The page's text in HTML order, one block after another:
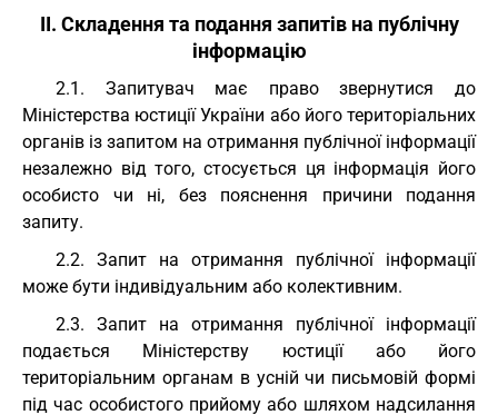
II. Складення та подання запитів на публічну
інформацію
2.1. Запитувач має право звернутися до
Міністерства юстиції України або його територіальних
органів із запитом на отримання публічної інформації
незалежно від того, стосується ця інформація його
особисто чи ні, без пояснення причини подання
запиту.
2.2. Запит на отримання публічної інформації
може бути індивідуальним або колективним.
2.3. Запит на отримання публічної інформації
подається Міністерству юстиції або його
територіальним органам в усній чи письмовій формі
під час особистого прийому або шляхом надсилання